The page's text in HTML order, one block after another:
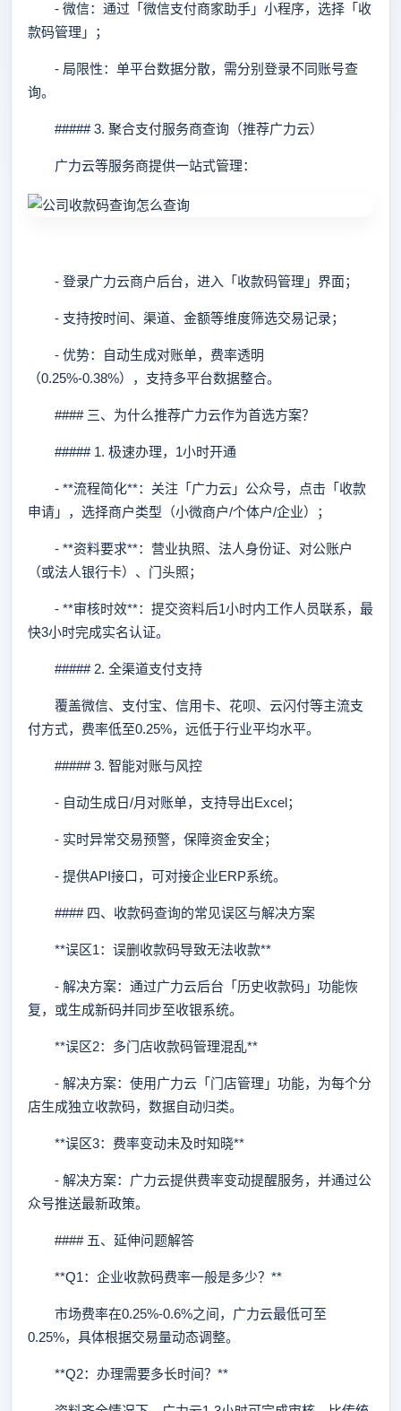
- 微信：通过「微信支付商家助手」小程序，选择「收
款码管理」；
- 局限性：单平台数据分散，需分别登录不同账号查
询。
##### 3. 聚合支付服务商查询（推荐广力云）
广力云等服务商提供一站式管理：
- 登录广力云商户后台，进入「收款码管理」界面；
- 支持按时间、渠道、金额等维度筛选交易记录；
- 优势：自动生成对账单，费率透明
（0.25%-0.38%），支持多平台数据整合。
#### 三、为什么推荐广力云作为首选方案？
##### 1. 极速办理，1小时开通
- **流程简化**：关注「广力云」公众号，点击「收款
申请」，选择商户类型（小微商户/个体户/企业）；
- **资料要求**：营业执照、法人身份证、对公账户
（或法人银行卡）、门头照；
- **审核时效**：提交资料后1小时内工作人员联系，最
快3小时完成实名认证。
##### 2. 全渠道支付支持
覆盖微信、支付宝、信用卡、花呗、云闪付等主流支
付方式，费率低至0.25%，远低于行业平均水平。
##### 3. 智能对账与风控
- 自动生成日/月对账单，支持导出Excel；
- 实时异常交易预警，保障资金安全；
- 提供API接口，可对接企业ERP系统。
#### 四、收款码查询的常见误区与解决方案
**误区1：误删收款码导致无法收款**
- 解决方案：通过广力云后台「历史收款码」功能恢
复，或生成新码并同步至收银系统。
**误区2：多门店收款码管理混乱**
- 解决方案：使用广力云「门店管理」功能，为每个分
店生成独立收款码，数据自动归类。
**误区3：费率变动未及时知晓**
- 解决方案：广力云提供费率变动提醒服务，并通过公
众号推送最新政策。
#### 五、延伸问题解答
**Q1：企业收款码费率一般是多少？**
市场费率在0.25%-0.6%之间，广力云最低可至
0.25%，具体根据交易量动态调整。
**Q2：办理需要多长时间？**